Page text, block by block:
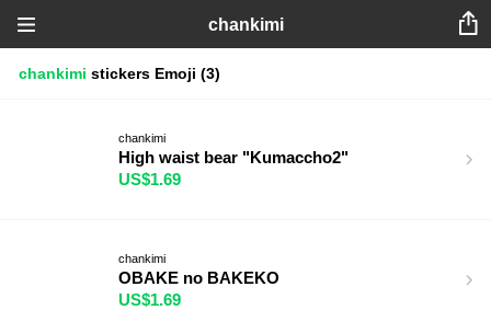
chankimi
chankimi stickers Emoji (3)
chankimi
High waist bear "Kumaccho2"
US$1.69
chankimi
OBAKE no BAKEKO
US$1.69